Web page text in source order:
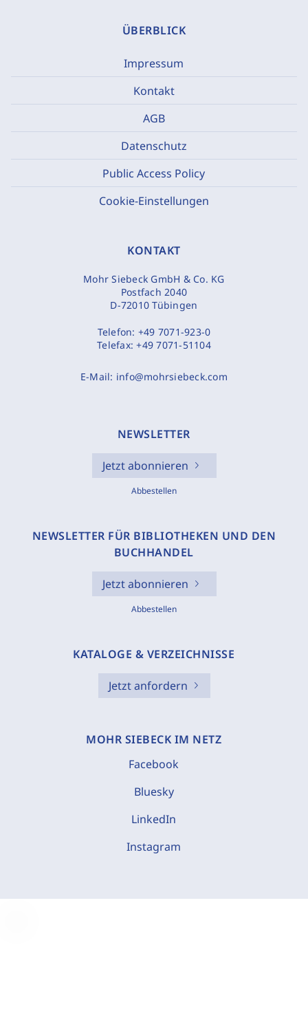
ÜBERBLICK
Impressum
Kontakt
AGB
Datenschutz
Public Access Policy
Cookie-Einstellungen
KONTAKT
Mohr Siebeck GmbH & Co. KG
Postfach 2040
D-72010 Tübingen
Telefon: +49 7071-923-0
Telefax:+49 7071-51104
E-Mail: info@mohrsiebeck.com
NEWSLETTER
Jetzt abonnieren
Abbestellen
NEWSLETTER FÜR BIBLIOTHEKEN UND DEN
BUCHHANDEL
Jetzt abonnieren
Abbestellen
KATALOGE & VERZEICHNISSE
Jetzt anfordern
MOHR SIEBECK IM NETZ
Facebook
Bluesky
LinkedIn
Instagram